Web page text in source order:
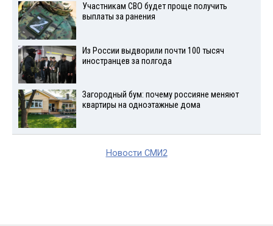
Участникам СВО будет проще получить
выплаты за ранения
Из России выдворили почти 100 тысяч
иностранцев за полгода
Загородный бум: почему россияне меняют
квартиры на одноэтажные дома
Новости СМИ2